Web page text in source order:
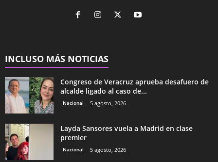
INCLUSO MÁS NOTICIAS
Congreso de Veracruz aprueba desafuero de
alcalde ligado al caso de...
Nacional 5 agosto, 2026
Layda Sansores vuela a Madrid en clase
premier
Nacional 5 agosto, 2026